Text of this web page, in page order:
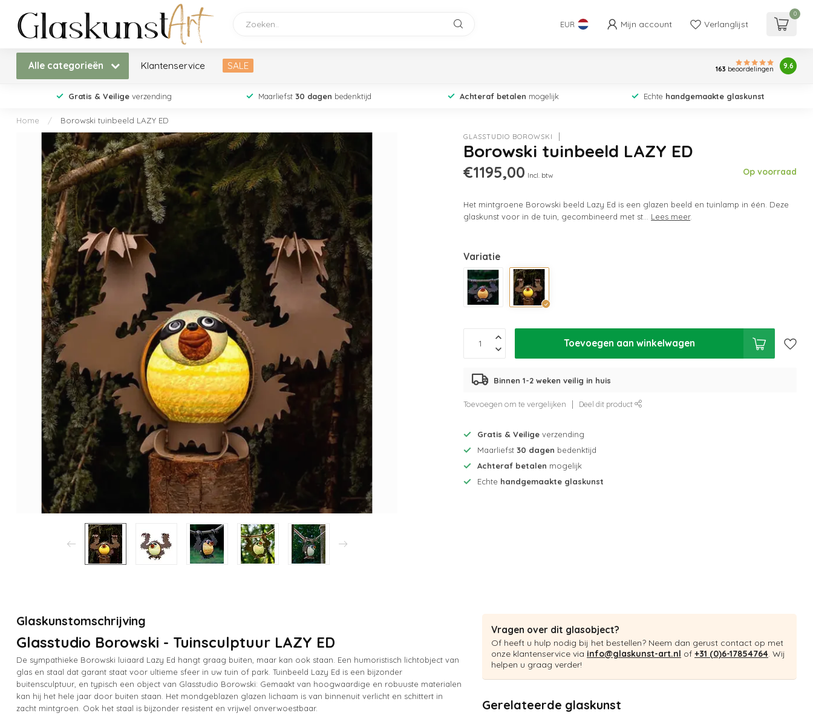
EUR Mijn account Verlanglijst
0
Alle categorieën Klantenservice SALE 163 beoordelingen 9.6
Gratis & Veiligeverzending Maarliefst 30 dagen bedenktijd Achteraf betalen mogelijk Echte handgemaakte glaskunst
Home / Borowski tuinbeeld LAZY ED
GLASSTUDIO BOROWSKI
Borowski tuinbeeld LAZY ED
€1195,00 Incl. btw Op voorraad
Het mintgroene Borowski beeld Lazy Ed is een glazen beeld en tuinlamp in één. Deze
glaskunst voor in de tuin, gecombineerd met st... Lees meer.
Variatie
Toevoegen aan winkelwagen
Binnen 1-2 weken veilig in huis
Toevoegen om te vergelijken Deel dit product
Gratis & Veilige verzending
Maarliefst30 dagen bedenktijd
Achteraf betalen mogelijk
Echte handgemaakte glaskunst
Glaskunstomschrijving
Glasstudio Borowski - Tuinsculptuur LAZY ED
De sympathieke Borowski luiaard Lazy Ed hangt graag buiten, maar kan ook staan. Een humoristisch lichtobject van
glas en staal dat garant staat voor ultieme sfeer in uw tuin of park. Tuinbeeld Lazy Ed is een bijzonder
buitensculptuur, en typisch een object van Glasstudio Borowski: Gemaakt van hoogwaardige en robuuste materialen
kan hij het hele jaar door buiten staan. Het mondgeblazen glazen lichaam is van binnenuit verlicht en schittert in
zacht mintgroen. Ook het staal is bijzonder resistent en vrijwel onverwoestbaar.
Vragen over dit glasobject?
Of heeft u hulp nodig bij het bestellen? Neem dan gerust contact op met
onze klantenservice via info@glaskunst-art.nl of +31 (0)6-17854764. Wij
helpen u graag verder!
Gerelateerde glaskunst